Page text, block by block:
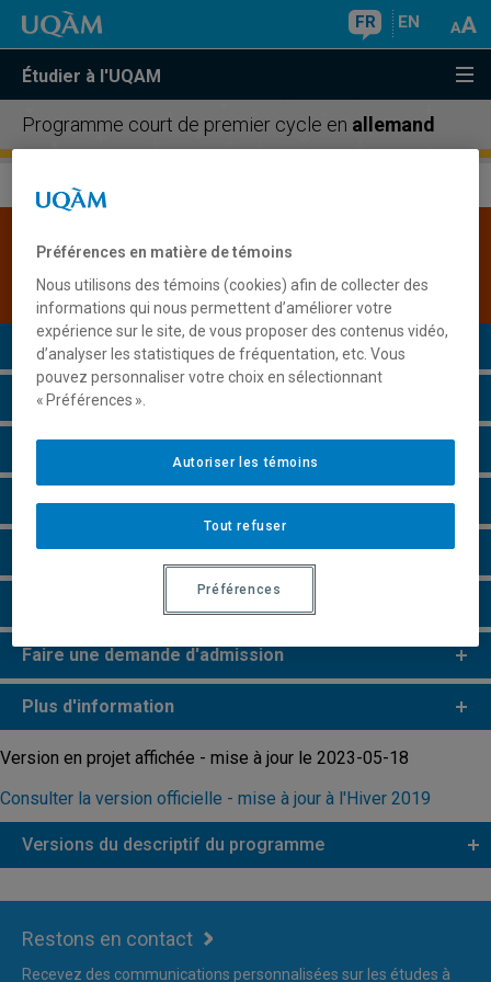
FR EN
Étudier à l'UQAM
Programme court de premier cycle en allemand
La version actuellement affichée est une
version en projet.Consulter la version publique
la plus récente.
Présentation du programme
Conditions d'admission
Cours à suivre et horaires
Particularités
Perspectives professionnelles
Faire une demande d'admission
Plus d'information
Version en projet affichée - mise à jour le 2023-05-18
Consulter la version officielle - mise à jour à l'Hiver 2019
Versions du descriptif du programme
Restons en contact
Recevez des communications personnalisées sur les études à
Préférences en matière de témoins
Nous utilisons des témoins (cookies) afin de collecter des
informations qui nous permettent d’améliorer votre
expérience sur le site, de vous proposer des contenus vidéo,
d’analyser les statistiques de fréquentation, etc. Vous
pouvez personnaliser votre choix en sélectionnant
« Préférences ».
Tout refuser
Autoriser les témoins
Préférences